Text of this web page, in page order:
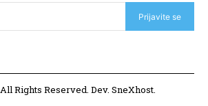
Prijavite se
Rights Reserved. Dev. SneXhost.